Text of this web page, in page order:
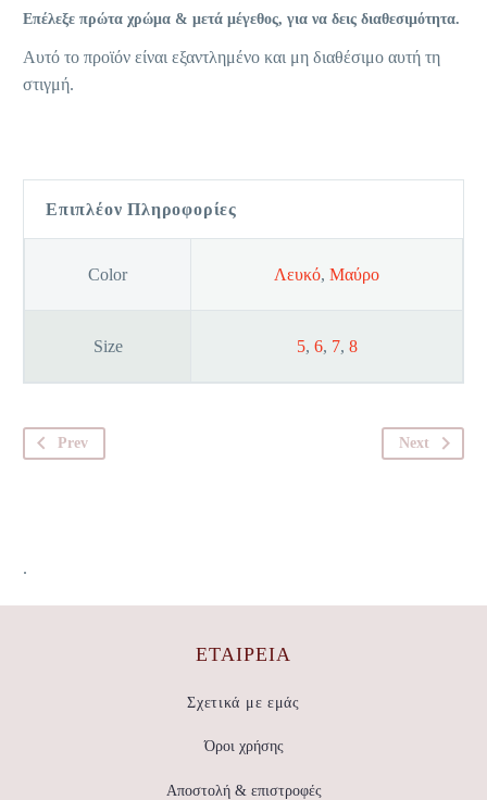
Επέλεξε πρώτα χρώμα & μετά μέγεθος, για να δεις διαθεσιμότητα.
Αυτό το προϊόν είναι εξαντλημένο και μη διαθέσιμο αυτή τη
στιγμή.
Επιπλέον Πληροφορίες
Color Λευκό, Μαύρο
Size 5, 6, 7, 8
Prev Next
.
ΕΤΑΙΡΕΊΑ
Σχετικά με εμάς
Όροι χρήσης
Αποστολή & επιστροφές